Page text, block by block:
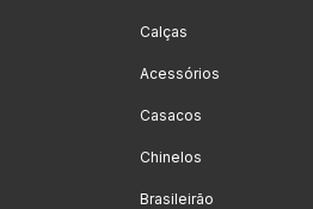
Calças
Acessórios
Casacos
Chinelos
Brasileirão